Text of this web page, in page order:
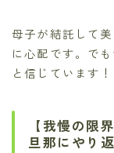
母子が結託して
に心配です。で
と信じています！
【我慢の限
旦那にやり